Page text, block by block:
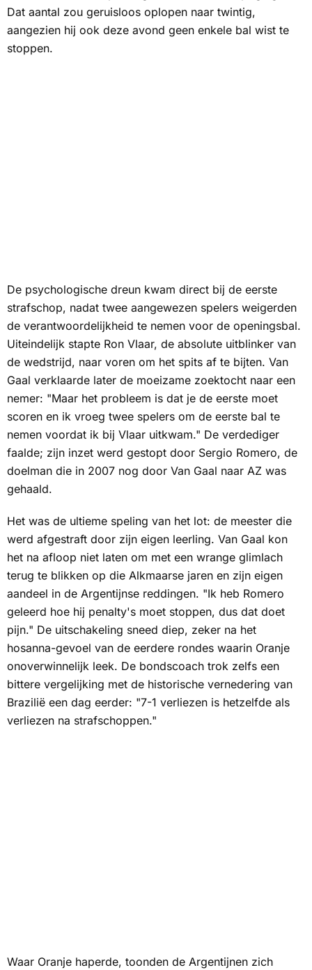
Dat aantal zou geruisloos oplopen naar twintig,
aangezien hij ook deze avond geen enkele bal wist te
stoppen.
De psychologische dreun kwam direct bij de eerste
strafschop, nadat twee aangewezen spelers weigerden
de verantwoordelijkheid te nemen voor de openingsbal.
Uiteindelijk stapte Ron Vlaar, de absolute uitblinker van
de wedstrijd, naar voren om het spits af te bijten. Van
Gaal verklaarde later de moeizame zoektocht naar een
nemer: "Maar het probleem is dat je de eerste moet
scoren en ik vroeg twee spelers om de eerste bal te
nemen voordat ik bij Vlaar uitkwam." De verdediger
faalde; zijn inzet werd gestopt door Sergio Romero, de
doelman die in 2007 nog door Van Gaal naar AZ was
gehaald.
Het was de ultieme speling van het lot: de meester die
werd afgestraft door zijn eigen leerling. Van Gaal kon
het na afloop niet laten om met een wrange glimlach
terug te blikken op die Alkmaarse jaren en zijn eigen
aandeel in de Argentijnse reddingen. "Ik heb Romero
geleerd hoe hij penalty's moet stoppen, dus dat doet
pijn." De uitschakeling sneed diep, zeker na het
hosanna-gevoel van de eerdere rondes waarin Oranje
onoverwinnelijk leek. De bondscoach trok zelfs een
bittere vergelijking met de historische vernedering van
Brazilië een dag eerder: "7-1 verliezen is hetzelfde als
verliezen na strafschoppen."
Waar Oranje haperde, toonden de Argentijnen zich